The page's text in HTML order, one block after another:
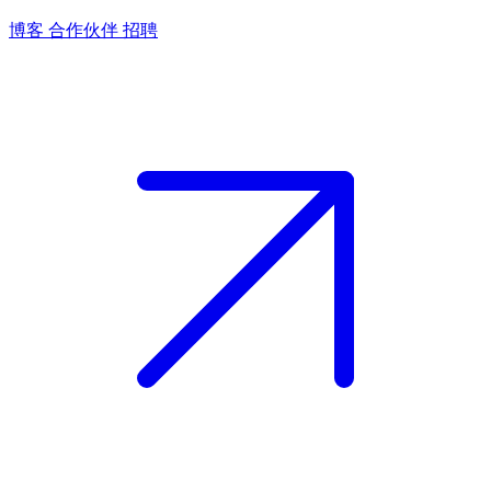
博客 合作伙伴 招聘